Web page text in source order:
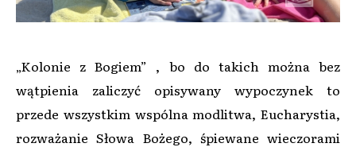
„Kolonie z Bogiem” , bo do takich można bez
wątpienia zaliczyć opisywany wypoczynek to
przede wszystkim wspólna modlitwa, Eucharystia,
rozważanie Słowa Bożego, śpiewane wieczorami